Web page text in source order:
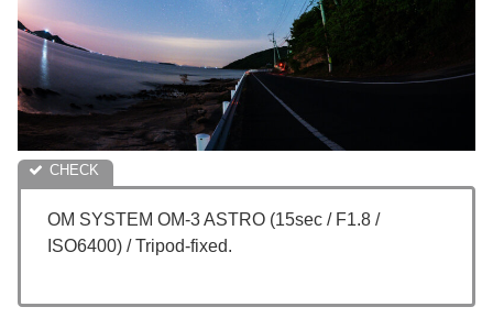
OM SYSTEM OM-3 ASTRO (15sec / F1.8 /
ISO6400) / Tripod-fixed.